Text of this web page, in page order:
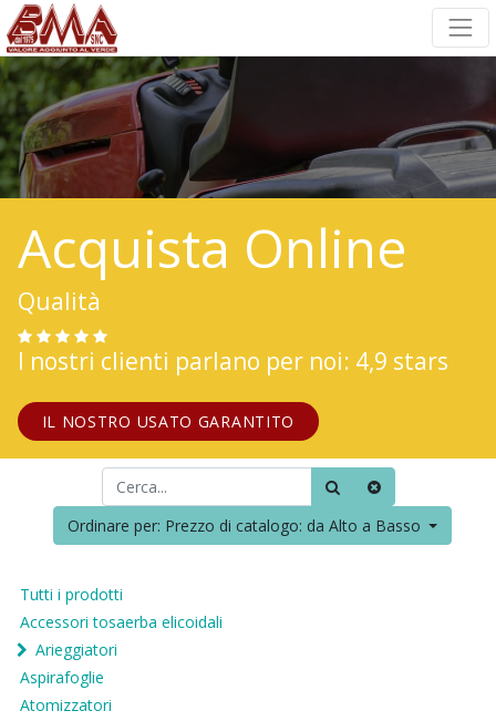
Acquista Online
Qualità
I nostri clienti parlano per noi: 4,9 stars
IL NOSTRO USATO GARANTITO
Ordinare per: Prezzo di catalogo: da Alto a Basso
Tutti i prodotti
Accessori tosaerba elicoidali
Arieggiatori
Aspirafoglie
Atomizzatori